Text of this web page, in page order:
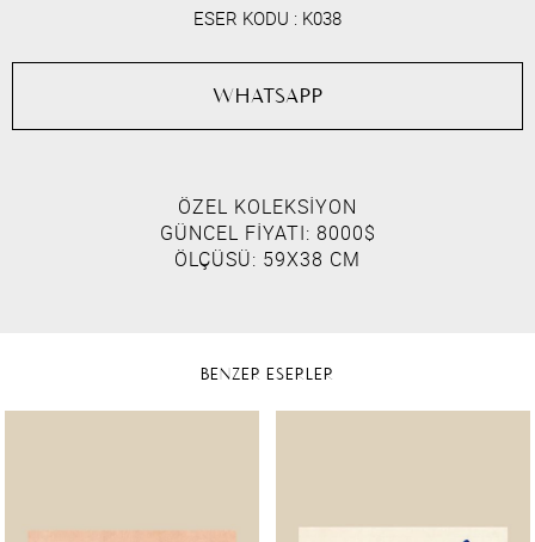
ESER KODU : K038
WHATSAPP
ÖZEL KOLEKSİYON
GÜNCEL FİYATI: 8000$
ÖLÇÜSÜ: 59X38 CM
BENZER ESERLER